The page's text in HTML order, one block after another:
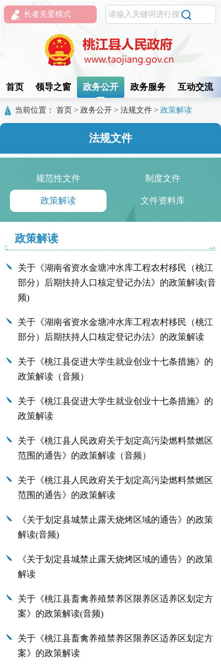
长者关爱模式
首页 领导之窗 政务公开 政务服务 互动交流
当前位置： 首页 > 政务公开 > 法规文件 > 政策解读
法规文件
规范性文件 制度文件
政策解读 文件资料库
政策解读
关于《湖南省资水金塘冲水库工程农村移民（桃江
部分）后期扶持人口核定登记办法》的政策解读(音
频)
关于《湖南省资水金塘冲水库工程农村移民（桃江
部分）后期扶持人口核定登记办法》的政策解读
关于《桃江县促进大学生就业创业十七条措施》的
政策解读（音频）
关于《桃江县促进大学生就业创业十七条措施》的
政策解读
关于《桃江县人民政府关于划定高污染燃料禁燃区
范围的通告》的政策解读（音频）
关于《桃江县人民政府关于划定高污染燃料禁燃区
范围的通告》的政策解读
《关于划定县城禁止露天烧烤区域的通告》的政策
解读(音频)
《关于划定县城禁止露天烧烤区域的通告》的政策
解读
关于《桃江县畜禽养殖禁养区限养区适养区划定方
案》的政策解读(音频)
关于《桃江县畜禽养殖禁养区限养区适养区划定方
案》的政策解读